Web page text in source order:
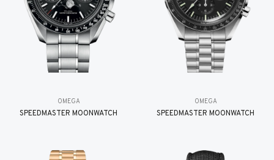
OMEGA
SPEEDMASTER MOONWATCH
OMEGA
SPEEDMASTER MOONWATCH